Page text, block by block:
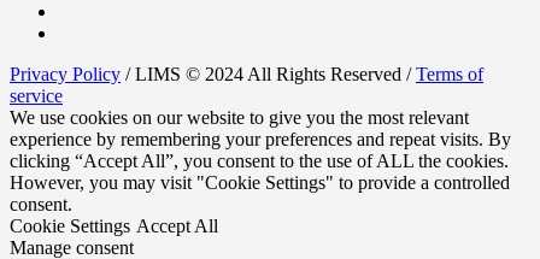
Privacy Policy / LIMS © 2024 All Rights Reserved /Terms of
service
We use cookies on our website to give you the most relevant
experience by remembering your preferences and repeat visits. By
clicking “Accept All”, you consent to the use of ALL the cookies.
However, you may visit "Cookie Settings" to provide a controlled
consent.
Cookie Settings Accept All
Manage consent